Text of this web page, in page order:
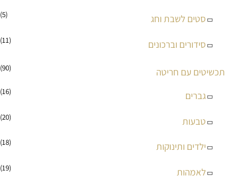
סטים לשבת וחג (5)
סידורים וברכונים (11)
תכשיטים עם חריטה (90)
גברים (16)
טבעות (20)
ילדים ותינוקות (18)
לאמהות (19)